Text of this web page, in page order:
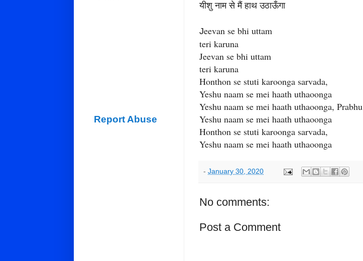
यीशु नाम से मैं हाथ उठाऊँगा
Jeevan se bhi uttam
teri karuna
Jeevan se bhi uttam
teri karuna
Honthon se stuti karoonga sarvada,
Yeshu naam se mei haath uthaoonga
Yeshu naam se mei haath uthaoonga, Prabhu
Yeshu naam se mei haath uthaoonga
Honthon se stuti karoonga sarvada,
Yeshu naam se mei haath uthaoonga
- January 30, 2020
No comments:
Post a Comment
Report Abuse